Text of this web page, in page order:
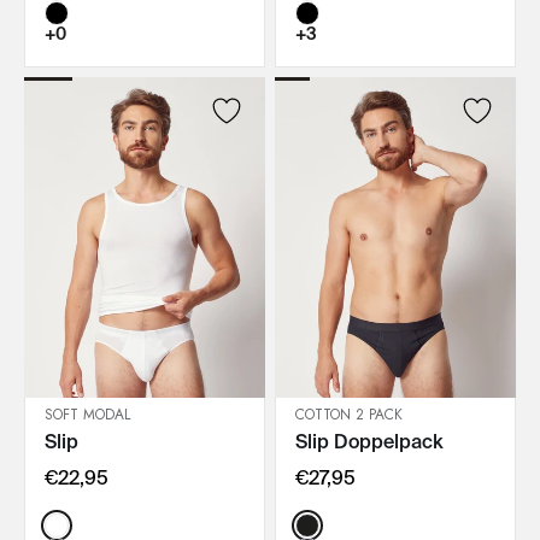
+0 +3
IN DEN WARENKORB
SOFT MODAL
Slip
€22,95
Color:
IN DEN WARENKORB
COTTON 2 PACK
Slip Doppelpack
€27,95
Color: